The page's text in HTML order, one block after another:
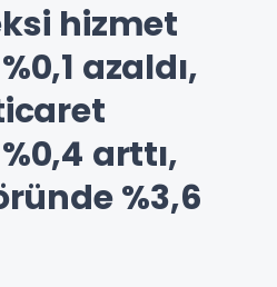
hizmet
azaldı,
arttı,
%3,6